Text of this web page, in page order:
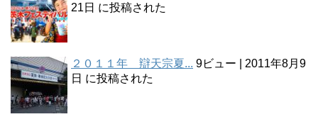
21日 に投稿された
２０１１年 辯天宗夏... 9ビュー
2011年8月9
日 に投稿された